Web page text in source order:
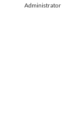
Administrator